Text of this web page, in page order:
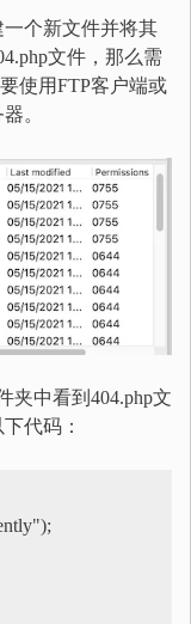
一个新文件并将其
文件，那么需
使用FTP客户端或
。
夹中看到404.php文
代码：